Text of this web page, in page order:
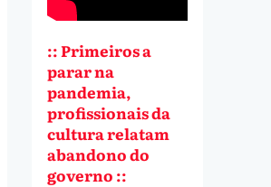
:: Primeiros a
parar na
pandemia,
profissionais da
cultura relatam
abandono do
governo ::